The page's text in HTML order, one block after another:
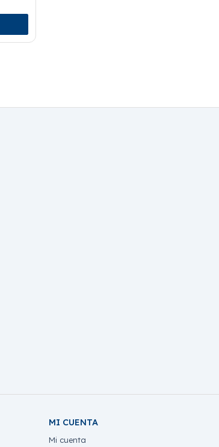
MI CUENTA
Mi cuenta